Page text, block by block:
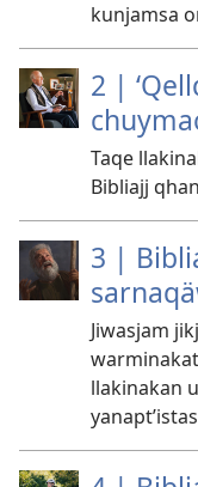
kunjamsa
2 |
Taqe
Bibliajj
3 |
Jiwasjam
llakinakan